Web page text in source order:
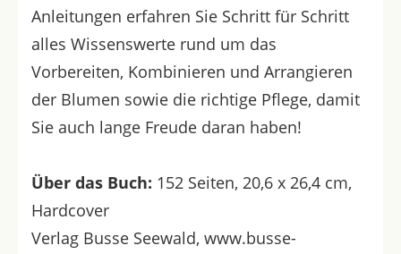
Anleitungen erfahren Sie Schritt für Schritt
alles Wissenswerte rund um das
Vorbereiten, Kombinieren und Arrangieren
der Blumen sowie die richtige Pflege, damit
Sie auch lange Freude daran haben!
Über das Buch: 152 Seiten, 20,6 x 26,4 cm,
Hardcover
Verlag Busse Seewald, www.busse-